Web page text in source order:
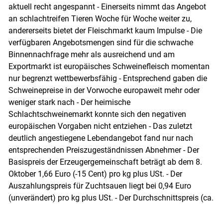
Skip to main content
aktuell recht angespannt - Einerseits nimmt das Angebot
an schlachtreifen Tieren Woche für Woche weiter zu,
andererseits bietet der Fleischmarkt kaum Impulse - Die
verfügbaren Angebotsmengen sind für die schwache
Binnennachfrage mehr als ausreichend und am
Exportmarkt ist europäisches Schweinefleisch momentan
nur begrenzt wettbewerbsfähig - Entsprechend gaben die
Schweinepreise in der Vorwoche europaweit mehr oder
weniger stark nach - Der heimische
Schlachtschweinemarkt konnte sich den negativen
europäischen Vorgaben nicht entziehen - Das zuletzt
deutlich angestiegene Lebendangebot fand nur nach
entsprechenden Preiszugeständnissen Abnehmer - Der
Basispreis der Erzeugergemeinschaft beträgt ab dem 8.
Oktober 1,66 Euro (-15 Cent) pro kg plus USt. - Der
Auszahlungspreis für Zuchtsauen liegt bei 0,94 Euro
(unverändert) pro kg plus USt. - Der Durchschnittspreis (ca.